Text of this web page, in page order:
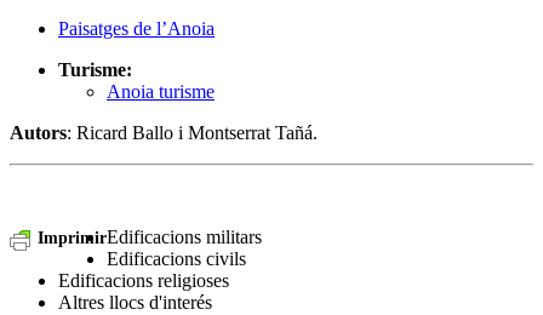
Paisatges de l’Anoia
Turisme:
Anoia turisme
Autors: Ricard Ballo i Montserrat Tañá.
ImprimirEdificacions militars
Edificacions civils
Edificacions religioses
Altres llocs d'interés